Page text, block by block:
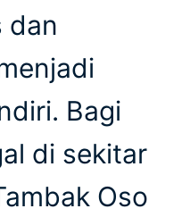
dan
Bagi
di sekitar
Oso